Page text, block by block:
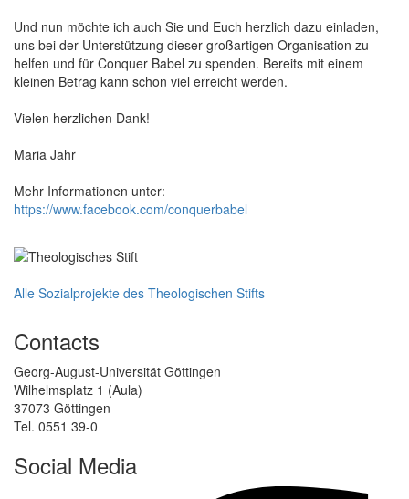
Und nun möchte ich auch Sie und Euch herzlich dazu einladen,
uns bei der Unterstützung dieser großartigen Organisation zu
helfen und für Conquer Babel zu spenden. Bereits mit einem
kleinen Betrag kann schon viel erreicht werden.
Vielen herzlichen Dank!
Maria Jahr
Mehr Informationen unter:
https://www.facebook.com/conquerbabel
Alle Sozialprojekte des Theologischen Stifts
Contacts
Georg-August-Universität Göttingen
Wilhelmsplatz 1 (Aula)
37073 Göttingen
Tel. 0551 39-0
Social Media